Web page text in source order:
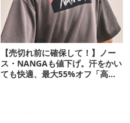
【売切れ前に確保して！】ノー
ス・NANGAも値下げ。汗をかい
ても快適、最大55%オフ「高機